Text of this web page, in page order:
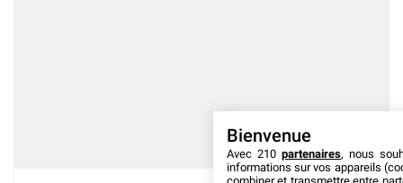
Bienvenue
Avec 210 partenaires, nous
informations sur vos appareils
combiner et transmettre entre